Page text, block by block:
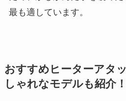
最も適しています。
おすすめヒーターアタ
しゃれなモデルも紹介！